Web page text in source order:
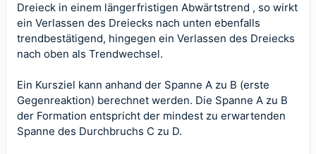
Dreieck in einem längerfristigen Abwärtstrend , so wirkt
ein Verlassen des Dreiecks nach unten ebenfalls
trendbestätigend, hingegen ein Verlassen des Dreiecks
nach oben als Trendwechsel.
Ein Kursziel kann anhand der Spanne A zu B (erste
Gegenreaktion) berechnet werden. Die Spanne A zu B
der Formation entspricht der mindest zu erwartenden
Spanne des Durchbruchs C zu D.